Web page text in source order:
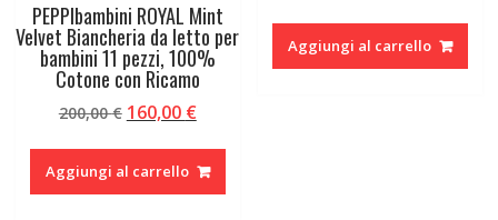
PEPPIbambini ROYAL Mint
Velvet Biancheria da letto per
bambini 11 pezzi, 100%
Cotone con Ricamo
200,00€ Il
originale
era:
160,00 €Il
attuale
è:
Aggiungi al carrello
originale
era:
è:
Aggiungi al carrello